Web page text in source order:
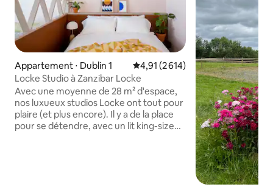
Appartement ⋅ Dublin 1 Évaluation moyenne sur la base
4,91 (2 614)
Locke Studio à Zanzibar Locke
Avec une moyenne de 28 m² d'espace,
nos luxueux studios Locke ont tout pour
plaire (et plus encore). Il y a de la place
pour se détendre, avec un lit king-size